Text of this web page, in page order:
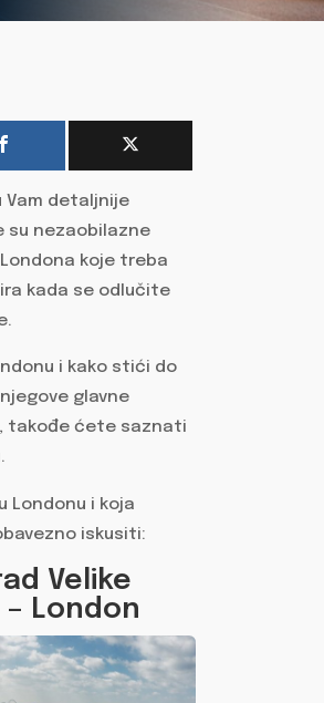
Vam detaljnije
su nezaobilazne
koje treba
kada se odlučite
i kako stići do
glavne
takođe ćete saznati
Londonu i koja
iskusiti:
Velike
London